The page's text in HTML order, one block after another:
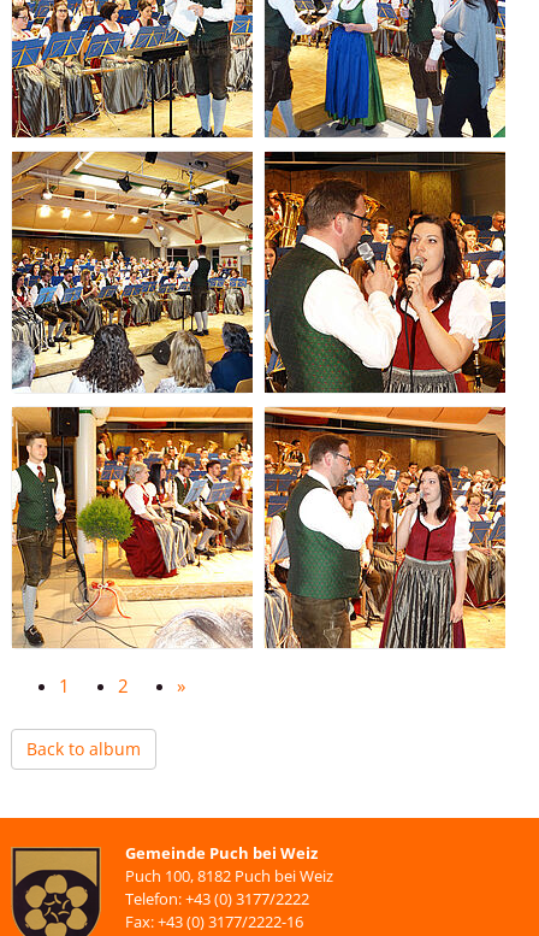
1 2 »
Back to album
Gemeinde Puch bei Weiz
Puch 100, 8182 Puch bei Weiz
Telefon: +43 (0) 3177/2222
Fax: +43 (0) 3177/2222-16